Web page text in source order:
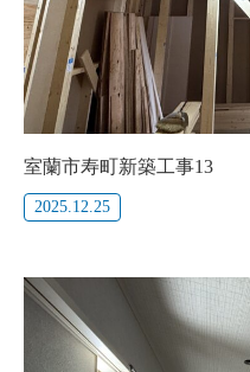
室蘭市寿町新築工事13
2025.12.25